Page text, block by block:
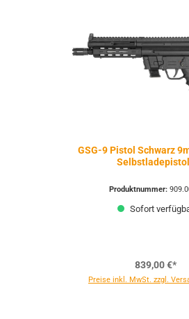
GSG-9 Pistol Schwarz
Produktnummer:
Sofort
839,00 €*
Preise inkl. MwSt. zzgl.